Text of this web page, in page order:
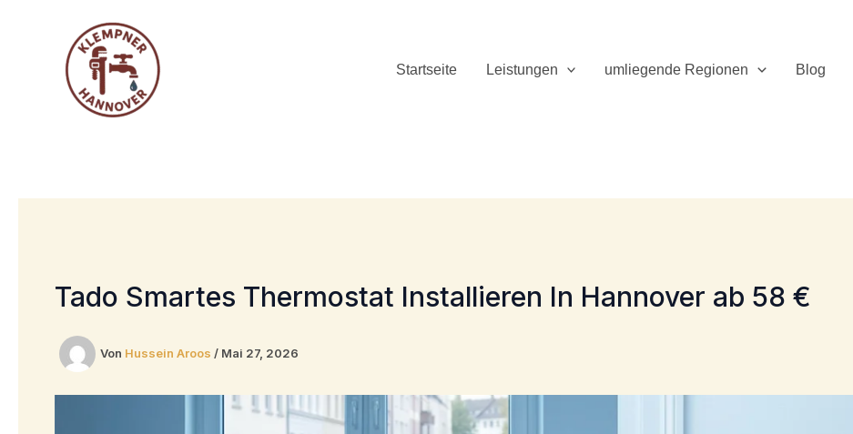
Startseite Leistungen umliegende Regionen Blog
Tado Smartes Thermostat Installieren In Hannover ab 58 €
Von Hussein Aroos / Mai 27, 2026